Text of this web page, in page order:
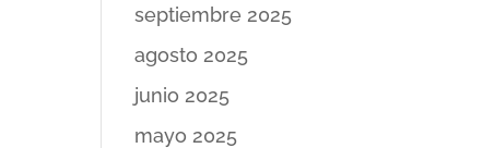
septiembre 2025
agosto 2025
junio 2025
mayo 2025